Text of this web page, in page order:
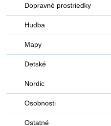
Dopravné prostriedky
Hudba
Mapy
Detské
Nordic
Osobnosti
Ostatné